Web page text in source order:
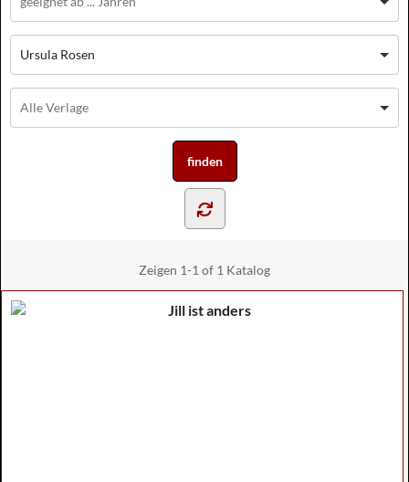
Ursula Rosen
Zeigen 1-1 of 1 Katalog